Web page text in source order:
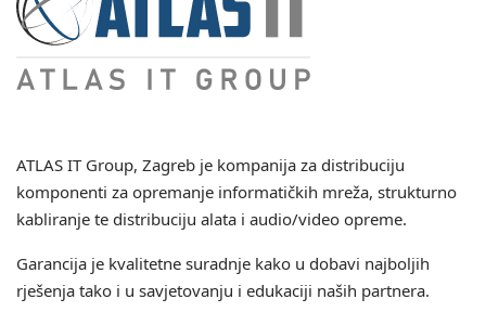
ATLAS IT Group, Zagreb je kompanija za distribuciju
komponenti za opremanje informatičkih mreža, strukturno
kabliranje te distribuciju alata i audio/video opreme.
Garancija je kvalitetne suradnje kako u dobavi najboljih
rješenja tako i u savjetovanju i edukaciji naših partnera.